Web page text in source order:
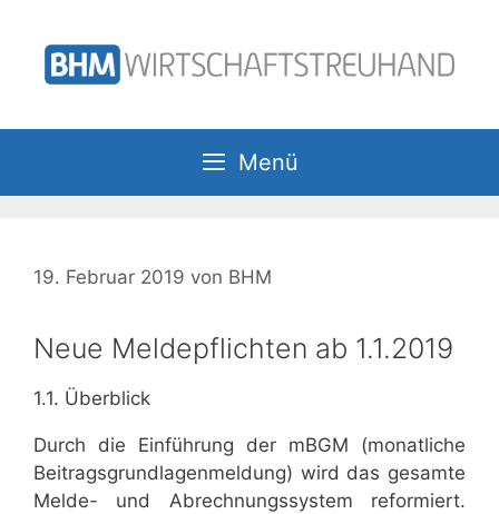
Inhalt
springen
Menü
19. Februar 2019 von BHM
Neue Meldepflichten ab 1.1.2019
1.1. Überblick
Durch die Einführung der mBGM (monatliche
Beitragsgrundlagenmeldung) wird das gesamte
Melde- und Abrechnungssystem reformiert.